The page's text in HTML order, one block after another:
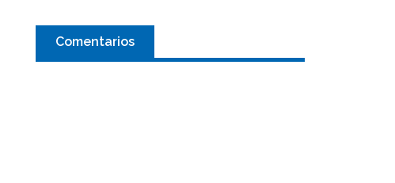
Comentarios